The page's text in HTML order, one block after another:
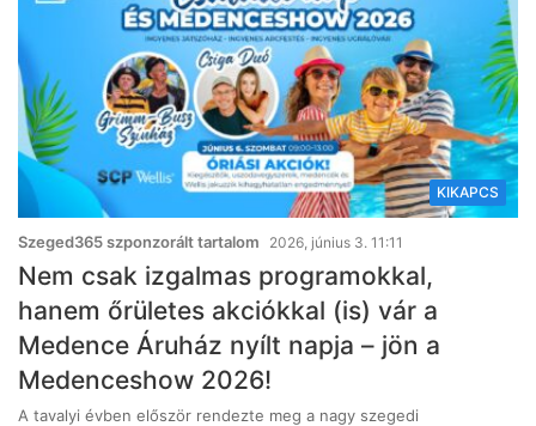
KIKAPCS
Szeged365 szponzorált tartalom 2026, június 3. 11:11
Nem csak izgalmas programokkal,
hanem őrületes akciókkal (is) vár a
Medence Áruház nyílt napja – jön a
Medenceshow 2026!
A tavalyi évben először rendezte meg a nagy szegedi